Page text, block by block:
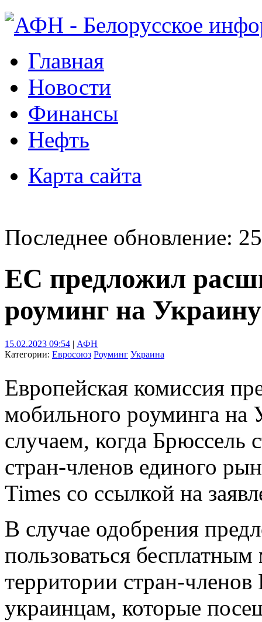
Главная
Новости
Финансы
Нефть
Карта сайта
Последнее обновление:
ЕС предложил
роуминг на Украину
15.02.2023 09:54 | АФН
Категории: Евросоюз Роуминг Украина
Европейская комиссия
мобильного роуминга на
случаем, когда Брюссель
стран-членов единого
Times со ссылкой на
В случае одобрения
пользоваться
территории стран-
украинцам, которые